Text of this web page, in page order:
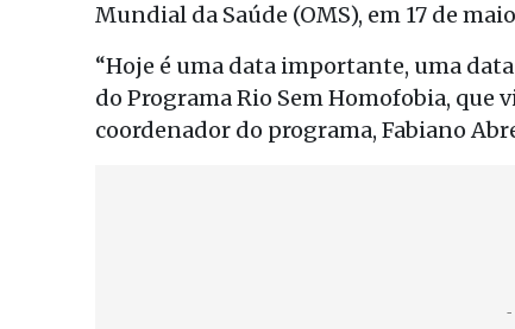
Mundial da Saúde (OMS), em 17 de
“Hoje é uma data importante, uma
do Programa Rio Sem Homofobia, que
coordenador do programa, Fabiano